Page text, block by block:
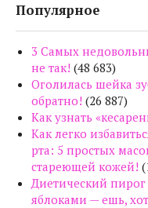
Популярное
3 Самых
не так! (48 683)
Оголилась шейка
обратно! (26 887)
Как узнать
Как легко
рта: 5 простых
стареющей кожей!
Диетический
яблоками — ешь,